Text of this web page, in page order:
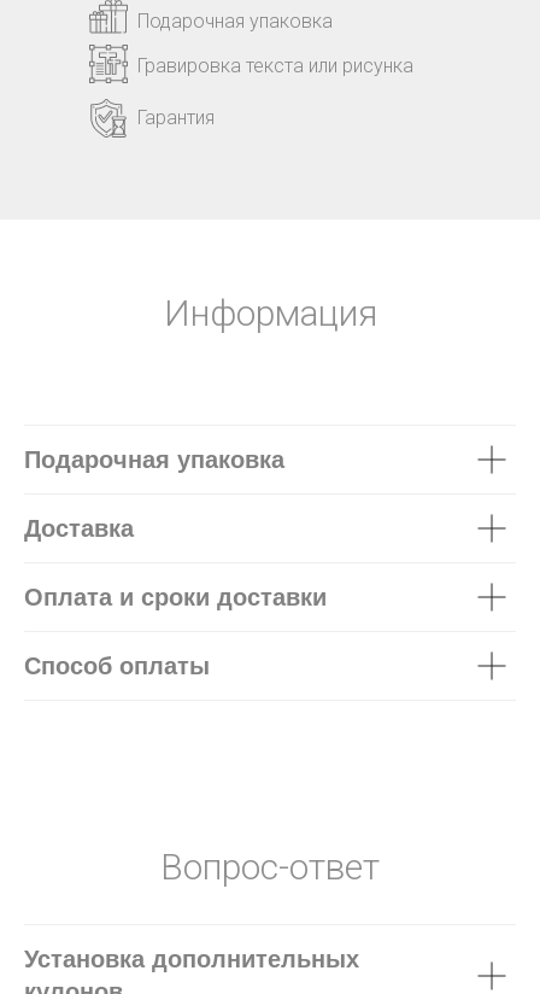
Подарочная упаковка
Гравировка текста или рисунка
Гарантия
Информация
Подарочная упаковка
Доставка
Оплата и сроки доставки
Способ оплаты
Вопрос-ответ
Установка дополнительных